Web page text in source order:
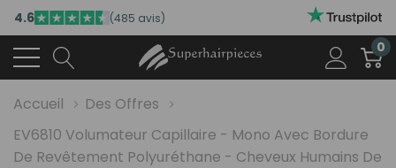
4.6 (485 avis)
0
Accueil
Des Offres
EV6810 Volumateur Capillaire - Mono Avec Bordure
De Revêtement Polyuréthane - Cheveux Humains De